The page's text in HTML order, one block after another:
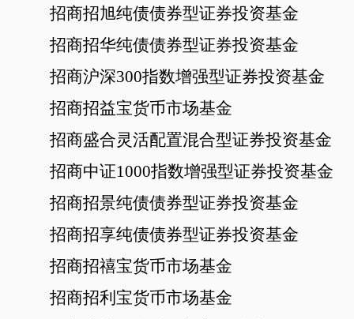
招商招旭纯债债券型证券投资基金
招商招华纯债债券型证券投资基金
招商沪深300指数增强型证券投资基金
招商招益宝货币市场基金
招商盛合灵活配置混合型证券投资基金
招商中证1000指数增强型证券投资基金
招商招景纯债债券型证券投资基金
招商招享纯债债券型证券投资基金
招商招禧宝货币市场基金
招商招利宝货币市场基金